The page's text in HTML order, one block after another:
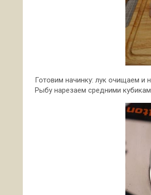
Готовим начинку: лук очищаем и
Рыбу нарезаем средними